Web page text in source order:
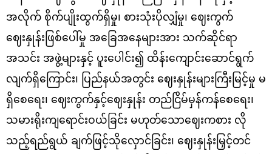
အလိုက် စိုက်ပျိုးထွက်ရှိမှု၊ စားသုံးပိုလျှံမှု၊ ဈေးကွက်
ဈေးနှုန်းဖြစ်ပေါ်မှု အခြေအနေများအား သက်ဆိုင်ရာ
အသင်း အဖွဲ့များနှင့် ပူးပေါင်း၍ ထိန်းကျောင်းဆောင်ရွက်
လျက်ရှိကြောင်း၊ ပြည်နယ်အတွင်း ဈေးနှုန်းများကြီးမြင့်မှု မ
ရှိစေရေး၊ ဈေးကွက်နှင့်ဈေးနှုန်း တည်ငြိမ်မှန်ကန်စေရေး၊
သမားရိုးကျရောင်းဝယ်ခြင်း မဟုတ်သောဈေးကစား လို
သည့်ရည်ရွယ် ချက်ဖြင့်သိုလှောင်ခြင်း၊ ဈေးနှုန်းမြှင့်တင်